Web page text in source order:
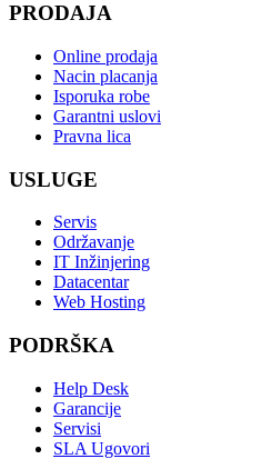
PRODAJA
Online prodaja
Nacin placanja
Isporuka robe
Garantni uslovi
Pravna lica
USLUGE
Servis
Održavanje
IT Inžinjering
Datacentar
Web Hosting
PODRŠKA
Help Desk
Garancije
Servisi
SLA Ugovori